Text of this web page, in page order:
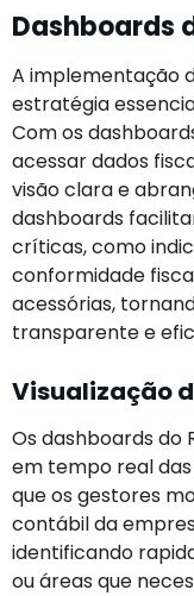
Dashboards
A implementação
estratégia
Com os
acessar dados
visão clara e
dashboards
críticas, como
conformidade
acessórias,
transparente e
Visualização
Os dashboards do
em tempo real
que os gestores
contábil da
identificando
ou áreas que